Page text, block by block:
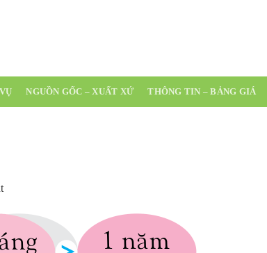
NGUỒN GỐC – XUẤT XỨ THÔNG TIN – BẢNG GIÁ